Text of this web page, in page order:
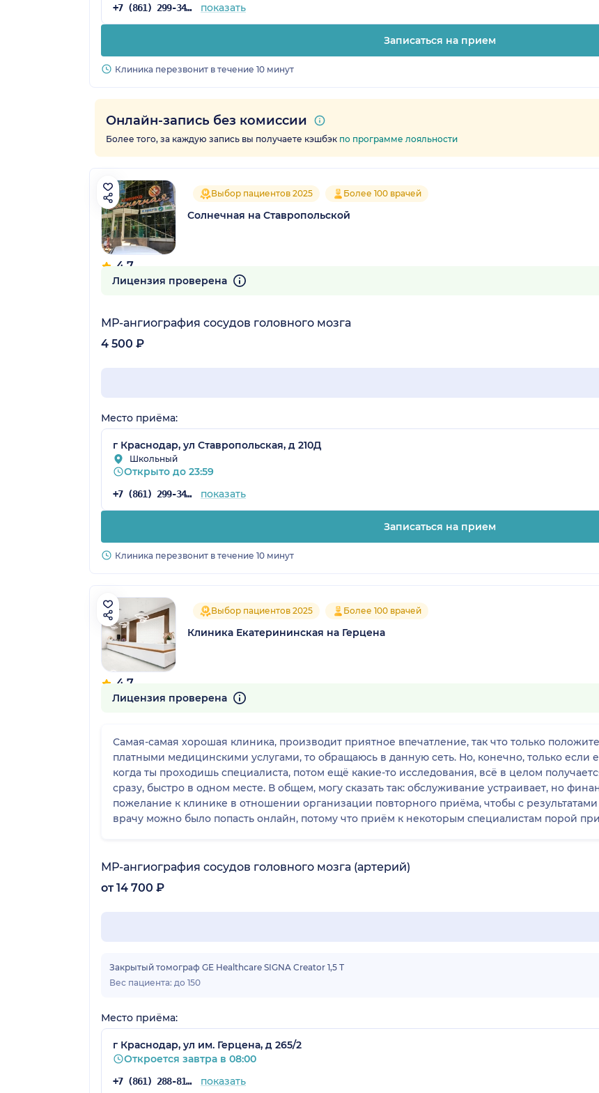
+7 (861) 299-34-08 показать
Записаться на прием
Клиника перезвонит в течение 10 минут
Онлайн-запись без комиссии
Более того, за каждую запись вы получаете кэшбэк по программе лояльности
4.7
93 отзыва
Выбор пациентов 2025 Более 100 врачей
Солнечная на Ставропольской
Лицензия проверена
МР-ангиография сосудов головного мозга
4 500 ₽
Место приёма:
г Краснодар, ул Ставропольская, д 210Д
Школьный
Открыто до 23:59
+7 (861) 299-34-08 показать
Записаться на прием
Клиника перезвонит в течение 10 минут
4.7
765 отзывов
Выбор пациентов 2025 Более 100 врачей
Клиника Екатерининская на Герцена
Лицензия проверена
Самая-самая хорошая клиника, производит приятное впечатление, так что только
платными медицинскими услугами, то обращаюсь в данную сеть. Но, конечно, только если
когда ты проходишь специалиста, потом ещё какие-то исследования, всё в целом
сразу, быстро в одном месте. В общем, могу сказать так: обслуживание устраивает, но
пожелание к клинике в отношении организации повторного приёма, чтобы с
врачу можно было попасть онлайн, потому что приём к некоторым специалистам порой
МР-ангиография сосудов головного мозга (артерий)
от 14 700 ₽
Закрытый томограф GE Healthcare SIGNA Creator 1,5 Т
Вес пациента: до 150
Место приёма:
г Краснодар, ул им. Герцена, д 265/2
Откроется завтра в 08:00
+7 (861) 288-81-65 показать